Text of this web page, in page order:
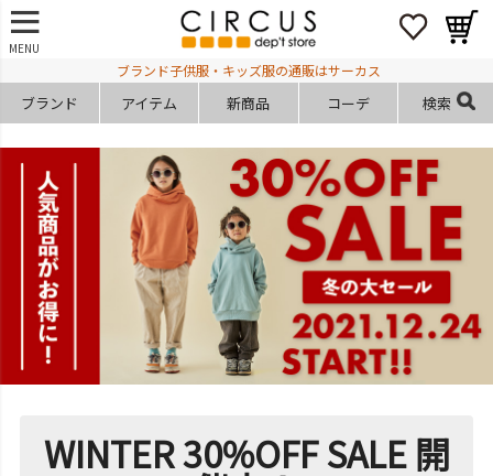
MENU
ブランド子供服・キッズ服の通販はサーカス
ブランド アイテム 新商品 コーデ 検索
WINTER 30%OFF SALE 開